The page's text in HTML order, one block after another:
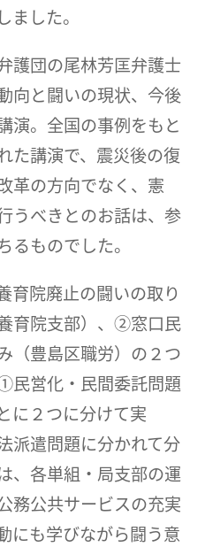
した。
護団の尾林芳匡弁護士
向と闘いの現状、今後
演。全国の事例をもと
た講演で、震災後の復
革の方向でなく、憲
うべきとのお話は、参
るものでした。
院廃止の闘いの取り
育院支部）、②窓口民
（豊島区職労）の２つ
民営化・民間委託問題
に２つに分けて実
派遣問題に分かれて分
、各単組・局支部の運
務公共サービスの充実
にも学びながら闘う意